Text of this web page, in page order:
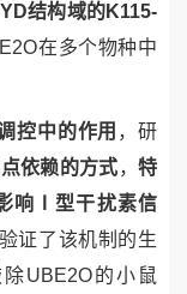
结构域的K115-
在多个物种中
控中的作用 ，研
依赖的方式，特
响Ⅰ型干扰素信
证了该机制的生
UBE2O的小鼠